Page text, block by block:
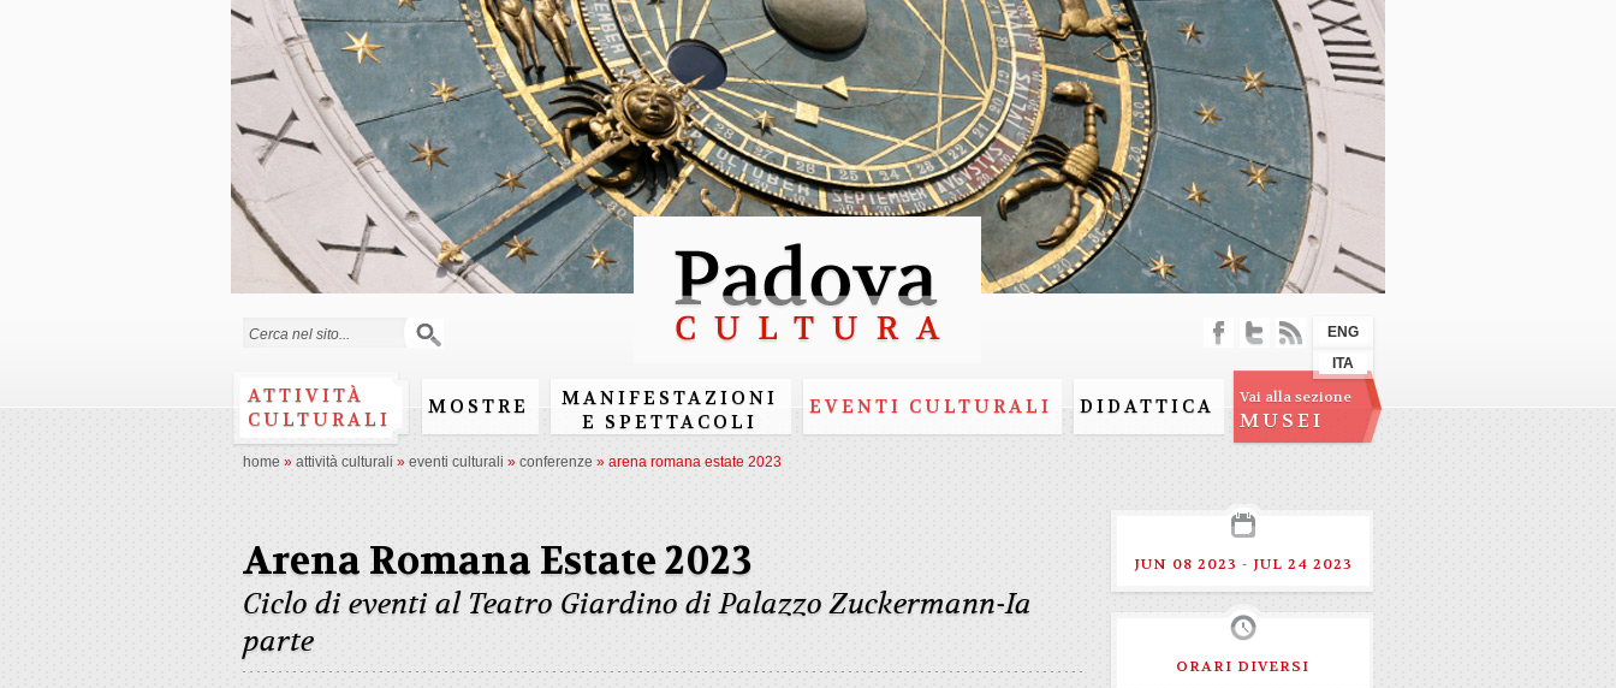
Skip to
main
content
ATTIVITÀ
CULTURALI
MOSTRE
MANIFESTAZIONI
E SPETTACOLI
EVENTI CULTURALI DIDATTICA Vai alla sezione
MUSEI
ENG
ITA
home » attività culturali » eventi culturali » conferenze » arena romana estate 2023
Arena Romana Estate 2023
Ciclo di eventi al Teatro Giardino di Palazzo Zuckermann-Ia
parte
JUN 08 2023 - JUL 24 2023
ORARI DIVERSI